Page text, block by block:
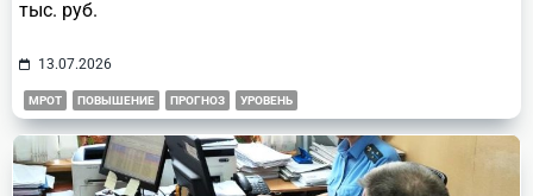
тыс. руб.
13.07.2026
МРОТ ПОВЫШЕНИЕ ПРОГНОЗ УРОВЕНЬ